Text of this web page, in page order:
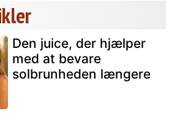
Den juice, der hjælper
med at bevare
solbrunheden længere